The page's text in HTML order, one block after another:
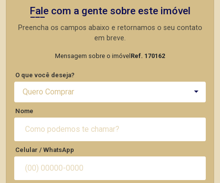
Fale com a gente sobre este imóvel
Preencha os campos abaixo e retornamos o seu contato
em breve.
Mensagem sobre o imóvel Ref. 170162
O que você deseja?
Quero Comprar
Nome
Celular / WhatsApp